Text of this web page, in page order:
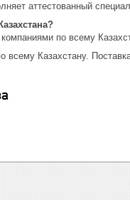
аттестованный
по всему
всему Казахстану.